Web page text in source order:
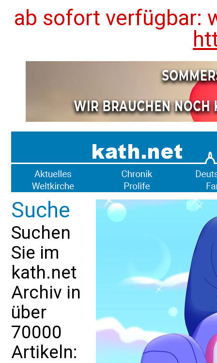
ab sofort verfügbar:
Suche
Suchen
Sie im
kath.net
Archiv in
über
70000
Artikeln: